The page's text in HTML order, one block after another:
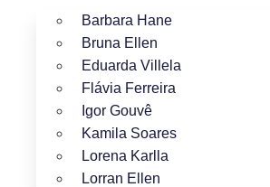
Barbara Hane
Bruna Ellen
Eduarda Villela
Flávia Ferreira
Igor Gouvê
Kamila Soares
Lorena Karlla
Lorran Ellen